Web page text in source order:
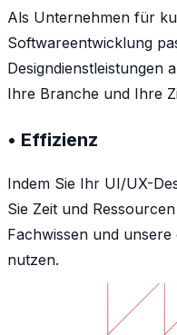
Als Unternehmen für
Softwareentwicklung
Designdienstleistungen
Ihre Branche und Ihre
• Effizienz
Indem Sie Ihr UI/UX-
Sie Zeit und
Fachwissen und
nutzen.